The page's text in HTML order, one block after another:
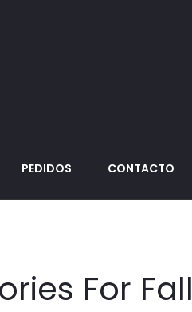
PEDIDOS CONTACTO
For Fall